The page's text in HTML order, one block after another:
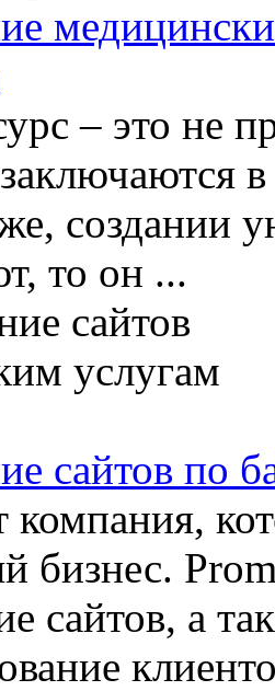
– это не
создании
то он ...
сайтов по
компания,
бизнес.
сайтов, а